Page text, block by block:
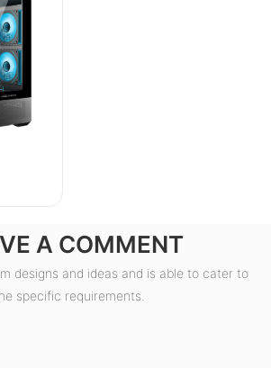
de
A COMMENT
designs and ideas and is able to cater to
specific requirements.